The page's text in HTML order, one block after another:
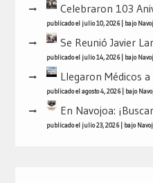
Celebraron 103
publicado el julio 10, 2026| bajo
Se Reunió Javier
publicado el julio 14, 2026| bajo
Llegaron Médicos a
publicado el agosto 4, 2026| bajo
En Navojoa:
publicado el julio 23, 2026| bajo